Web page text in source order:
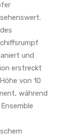
und
erstreckt
von 10
während